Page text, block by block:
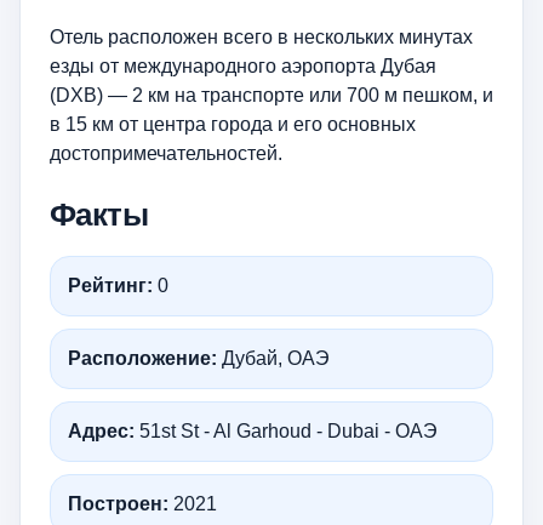
Отель расположен всего в нескольких минутах
езды от международного аэропорта Дубая
(DXB) — 2 км на транспорте или 700 м пешком, и
в 15 км от центра города и его основных
достопримечательностей.
Факты
Рейтинг: 0
Расположение: Дубай, ОАЭ
Адрес: 51st St - Al Garhoud - Dubai - ОАЭ
Построен: 2021